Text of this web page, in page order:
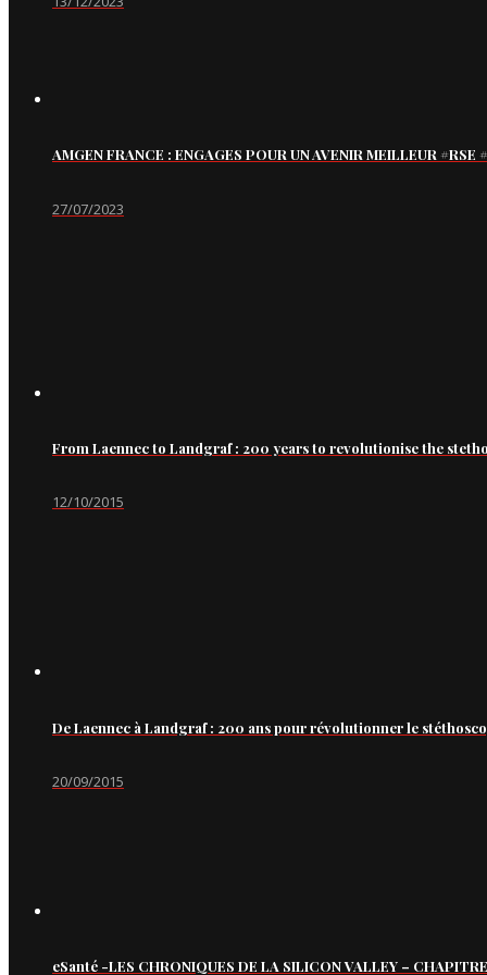
AMGEN FRANCE : ENGAGES POUR UN AVENIR MEILLEUR
27/07/2023
From Laennec to Landgraf : 200 years to revolutionise the
12/10/2015
De Laennec à Landgraf : 200 ans pour révolutionner le
20/09/2015
eSanté -LES CHRONIQUES DE LA SILICON VALLEY –